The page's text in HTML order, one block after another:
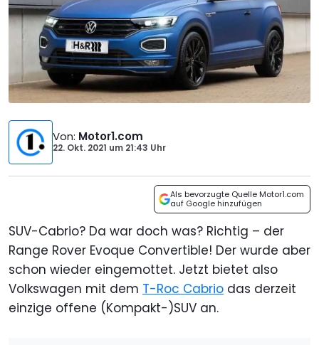
Von: Motor1.com
22. Okt. 2021 um 21:43 Uhr
Als bevorzugte Quelle Motor1.com
auf Google hinzufügen
SUV-Cabrio? Da war doch was? Richtig – der
Range Rover Evoque Convertible! Der wurde aber
schon wieder eingemottet. Jetzt bietet also
Volkswagen mit dem T-Roc Cabrio das derzeit
einzige offene (Kompakt-)SUV an.